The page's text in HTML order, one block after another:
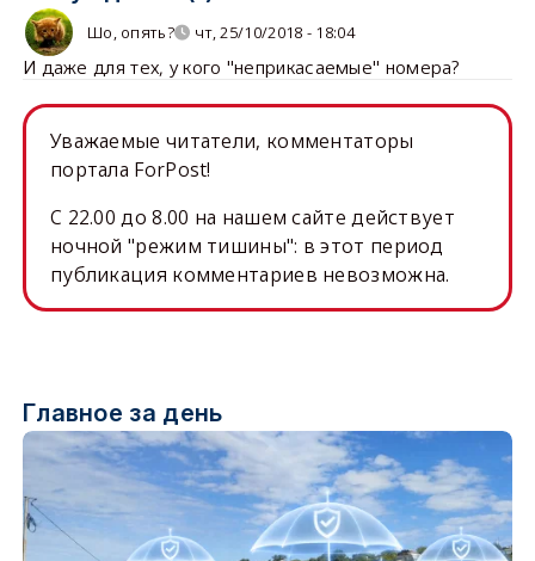
Шо, опять? чт, 25/10/2018 - 18:04
И даже для тех, у кого "неприкасаемые" номера?
Уважаемые читатели, комментаторы
портала ForPost!
C 22.00 до 8.00 на нашем сайте действует
ночной "режим тишины": в этот период
публикация комментариев невозможна.
Главное за день